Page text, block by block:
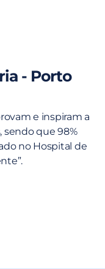
- Porto
e inspiram a
sendo que 98%
no Hospital de